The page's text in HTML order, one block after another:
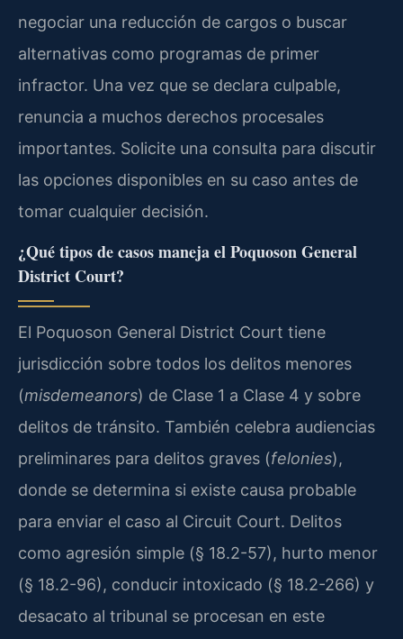
negociar una reducción de cargos o buscar
alternativas como programas de primer
infractor. Una vez que se declara culpable,
renuncia a muchos derechos procesales
importantes. Solicite una consulta para discutir
las opciones disponibles en su caso antes de
tomar cualquier decisión.
¿Qué tipos de casos maneja el Poquoson General
District Court?
El Poquoson General District Court tiene
jurisdicción sobre todos los delitos menores
(misdemeanors) de Clase 1 a Clase 4 y sobre
delitos de tránsito. También celebra audiencias
preliminares para delitos graves (felonies),
donde se determina si existe causa probable
para enviar el caso al Circuit Court. Delitos
como agresión simple (§ 18.2-57), hurto menor
(§ 18.2-96), conducir intoxicado (§ 18.2-266) y
desacato al tribunal se procesan en este